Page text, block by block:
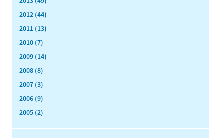
2012 (44)
2011 (13)
2010 (7)
2009 (14)
2008 (8)
2007 (3)
2006 (9)
2005 (2)